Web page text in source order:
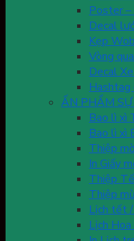
Poster –
Decal
Kẹp
Vòng
Decal
Hashtag
ẤN PHẨM SỰ
Bao lì xì
Bao lì xì
Thiệp
In Giấy
Thiệp
Thiệp
Lịch tết
Lịch